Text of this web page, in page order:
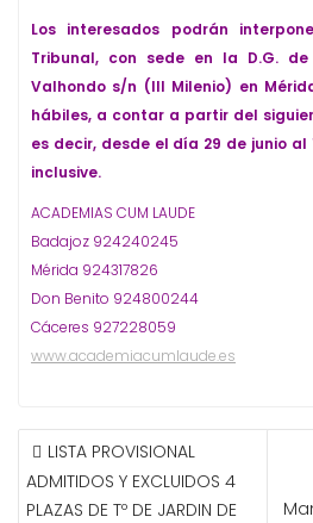
Los interesados podrán
Tribunal, con sede en la D.G. de
Valhondo s/n (III Milenio) en
hábiles, a contar a partir del
es decir, desde el día 29 de junio al
inclusive.
ACADEMIAS CUM LAUDE
Badajoz 924240245
Mérida 924317826
Don Benito 924800244
Cáceres 927228059
www.academiacumlaude.es
NAVEGACIÓN
DE
ENTRADAS
LISTA PROVISIONAL
ADMITIDOS Y EXCLUIDOS 4
PLAZAS DE Tº DE JARDIN DE